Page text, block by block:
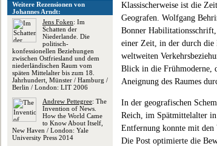
Weitere Rezensionen von
Johannes Arndt:
Jens Foken: Im
Schatten der
Niederlande. Die
politisch-
konfessionellen Beziehungen
zwischen Ostfriesland und dem
niederländischen Raum vom
späten Mittelalter bis zum 18.
Jahrhundert, Münster / Hamburg /
Berlin / London: LIT 2006
Andrew Pettegree: The
Invention of News.
How the World Came
to Know About Itself,
New Haven / London: Yale
University Press 2014
Klassischerweise ist die
Geografen. Wolfgang
Bonner
einer Zeit, in der durch die
weltweiten
Blick in die Frühmoderne,
Aneignung des Raumes
In der geografischen
Reich, im Spätmittelalter
Entfernung konnte mit den
Die Post optimierte die